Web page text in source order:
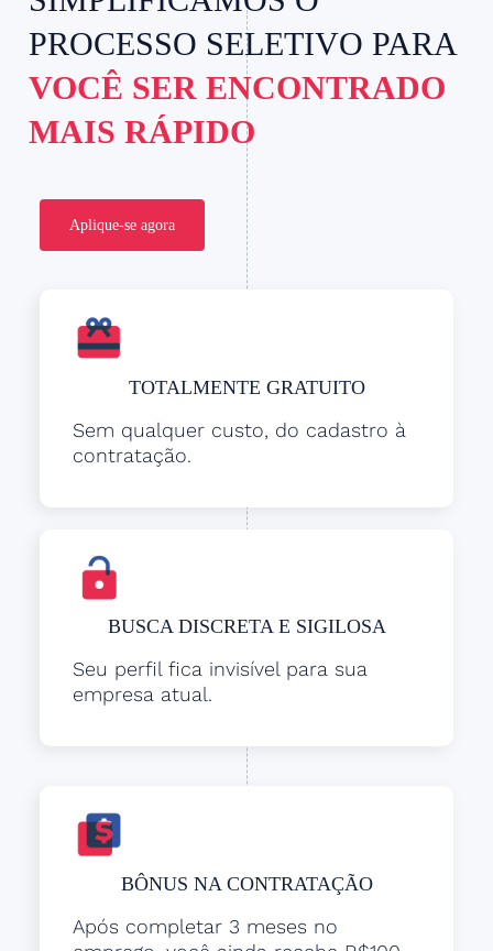
PROCESSO SELETIVO PARA
VOCÊ SER ENCONTRADO
MAIS RÁPIDO
Aplique-se agora
TOTALMENTE GRATUITO
Sem qualquer custo, do cadastro à
contratação.
BUSCA DISCRETA E SIGILOSA
Seu perfil fica invisível para sua
empresa atual.
BÔNUS NA CONTRATAÇÃO
Após completar 3 meses no